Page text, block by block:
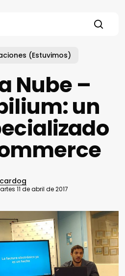
(Estuvimos)
Nube –
un
11 de abril de 2017